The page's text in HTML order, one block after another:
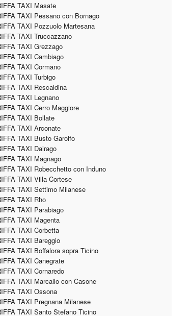
TAXI Masate
TAXI Pessano con Bornago
TAXI Pozzuolo Martesana
TAXI Truccazzano
TAXI Grezzago
TAXI Cambiago
TAXI Cormano
TAXI Turbigo
TAXI Rescaldina
TAXI Legnano
TAXI Cerro Maggiore
TAXI Bollate
TAXI Arconate
TAXI Busto Garolfo
TAXI Dairago
TAXI Magnago
TAXI Robecchetto con Induno
TAXI Villa Cortese
TAXI Settimo Milanese
TAXI Rho
TAXI Parabiago
TAXI Magenta
TAXI Corbetta
TAXI Bareggio
TAXI Boffalora sopra Ticino
TAXI Canegrate
TAXI Cornaredo
TAXI Marcallo con Casone
TAXI Ossona
TAXI Pregnana Milanese
TAXI Santo Stefano Ticino